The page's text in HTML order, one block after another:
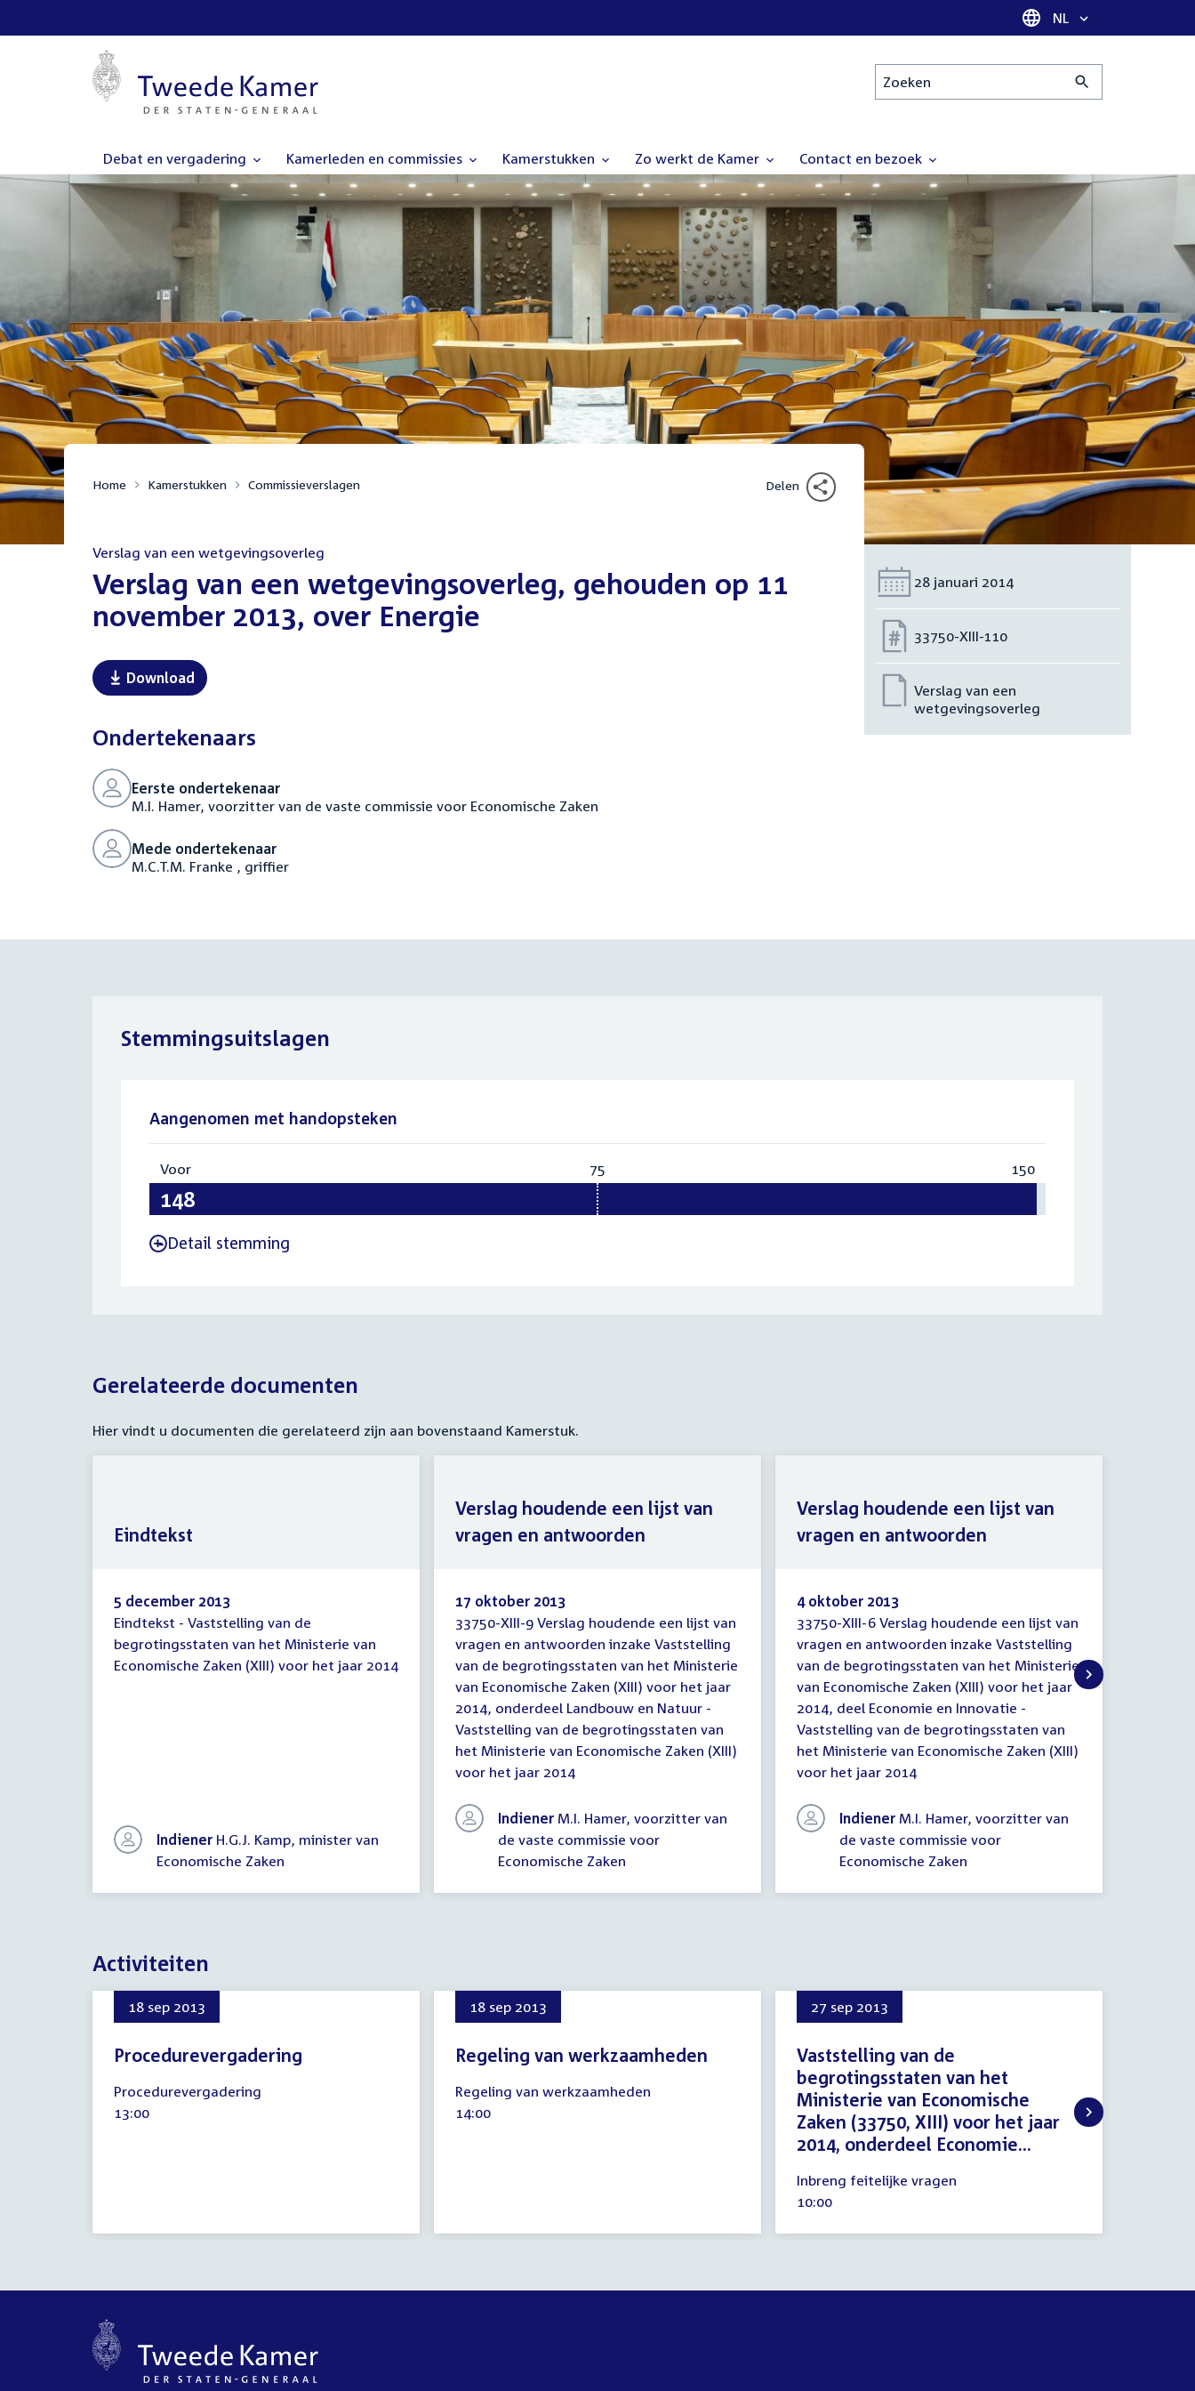
Taal selectie
NL
Zoeken
Debat en vergadering Kamerleden en commissies Kamerstukken Zo werkt de Kamer Contact en bezoek
Home Kamerstukken Commissieverslagen Delen
Verslag van een wetgevingsoverleg
:Verslag van een wetgevingsoverleg, gehouden op 11
november 2013, over Energie
Download
Ondertekenaars
Eerste ondertekenaar
M.I. Hamer, voorzitter van de vaste commissie voor Economische Zaken
Mede ondertekenaar
M.C.T.M. Franke , griffier
Datum:
28 januari 2014
Nummer:
33750-XIII-110
Verslag van een
wetgevingsoverleg
Stemmingsuitslagen
Aangenomen met handopsteken
Voor
148
75 150Totaal:
- Detail stemming
Gerelateerde documenten
Hier vindt u documenten die gerelateerd zijn aan bovenstaand Kamerstuk.
Eindtekst
5 december 2013
Eindtekst - Vaststelling van de
begrotingsstaten van het Ministerie van
Economische Zaken (XIII) voor het jaar 2014
Indiener H.G.J. Kamp, minister van
Economische Zaken
Eindtekst
Verslag
houdende
een
lijst
van
vragen
en
antwoorden
17 oktober 2013
33750-XIII-9 Verslag houdende een lijst van
vragen en antwoorden inzake Vaststelling
van de begrotingsstaten van het Ministerie
van Economische Zaken (XIII) voor het jaar
2014, onderdeel Landbouw en Natuur -
Vaststelling van de begrotingsstaten van
het Ministerie van Economische Zaken (XIII)
voor het jaar 2014
Indiener M.I. Hamer, voorzitter van
de vaste commissie voor
Economische Zaken
Verslag houdende een lijst van
vragen en antwoorden
Verslag
houdende
een
lijst
van
vragen
en
antwoorden
4 oktober 2013
33750-XIII-6 Verslag houdende een lijst van
vragen en antwoorden inzake Vaststelling
van de begrotingsstaten van het Ministerie
van Economische Zaken (XIII) voor het jaar
2014, deel Economie en Innovatie -
Vaststelling van de begrotingsstaten van
het Ministerie van Economische Zaken (XIII)
voor het jaar 2014
Indiener M.I. Hamer, voorzitter van
de vaste commissie voor
Economische Zaken
Verslag houdende een lijst van
vragen en antwoorden
Activiteiten
18 sep 2013
Procedurevergadering
september
2013
Procedurevergadering
Tijd
13:00
18 sep 2013
Regeling van werkzaamheden
september
2013
Regeling van werkzaamheden
Tijd
14:00
27 sep 2013
Vaststelling van de
begrotingsstaten van het
Ministerie van Economische
Zaken (33750, XIII) voor het jaar
2014, onderdeel Economie...
september
2013
Inbreng feitelijke vragen
Tijd
10:00